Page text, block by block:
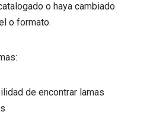
o haya cambiado
o formato.
de encontrar lamas